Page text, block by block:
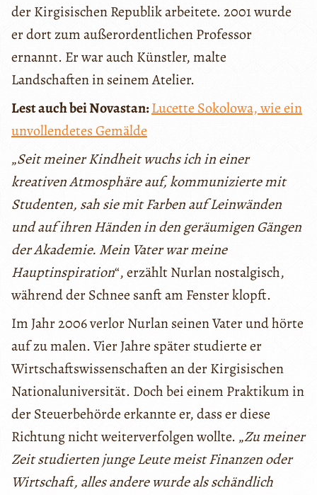
der Kirgisischen Republik arbeitete. 2001 wurde
er dort zum außerordentlichen Professor
ernannt. Er war auch Künstler, malte
Landschaften in seinem Atelier.
Lest auch bei Novastan:Lucette Sokolowa, wie ein
unvollendetes Gemälde
„Seit meiner Kindheit wuchs ich in einer
kreativen Atmosphäre auf, kommunizierte mit
Studenten, sah sie mit Farben auf Leinwänden
und auf ihren Händen in den geräumigen Gängen
der Akademie. Mein Vater war meine
Hauptinspiration“, erzählt Nurlan nostalgisch,
während der Schnee sanft am Fenster klopft.
Im Jahr 2006 verlor Nurlan seinen Vater und hörte
auf zu malen. Vier Jahre später studierte er
Wirtschaftswissenschaften an der Kirgisischen
Nationaluniversität. Doch bei einem Praktikum in
der Steuerbehörde erkannte er, dass er diese
Richtung nicht weiterverfolgen wollte. „Zu meiner
Zeit studierten junge Leute meist Finanzen oder
Wirtschaft, alles andere wurde als schändlich